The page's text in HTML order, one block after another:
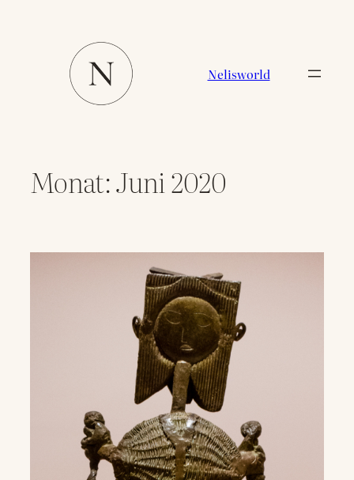
Nelisworld
Monat:Juni 2020